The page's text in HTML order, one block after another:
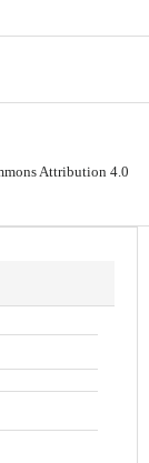
Attribution 4.0